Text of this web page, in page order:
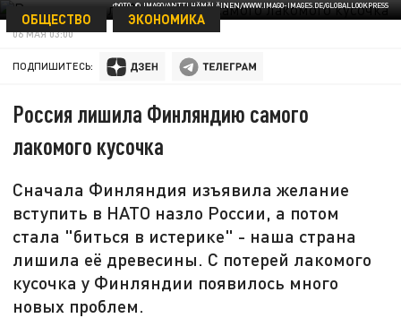
ФОТО: © IMAGO/ANTTI HÄMÄLÄINEN/WWW.IMAGO-IMAGES.DE/GLOBALLOOKPRESS
ОБЩЕСТВО ЭКОНОМИКА
06 МАЯ 03:00
ПОДПИШИТЕСЬ:
Россия лишила Финляндию самого
лакомого кусочка
Сначала Финляндия изъявила желание
вступить в НАТО назло России, а потом
стала "биться в истерике" - наша страна
лишила её древесины. С потерей лакомого
кусочка у Финляндии появилось много
новых проблем.